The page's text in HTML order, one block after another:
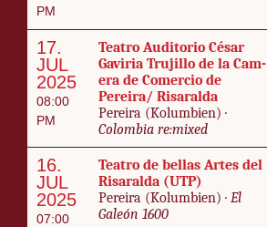
PM
17.
JUL
2025
08:00
PM
Teatro Au­di­to­rio César
Gaviria Tru­jil­lo de la Cam­
era de Com­er­cio de
Pereira/ Ris­ar­al­da
Pereira (Kolumbi­en) ·
Colom­bia re:mixed
16.
JUL
2025
07:00
Teatro de bel­las Artes del
Ris­ar­al­da (UTP)
Pereira (Kolumbi­en) · El
Galeón 1600